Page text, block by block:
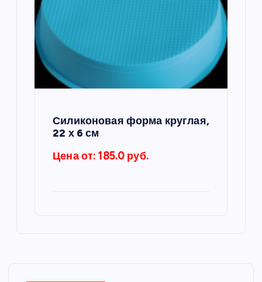
Силиконовая форма круглая,
22 х 6 см
Цена от: 185.0 руб.